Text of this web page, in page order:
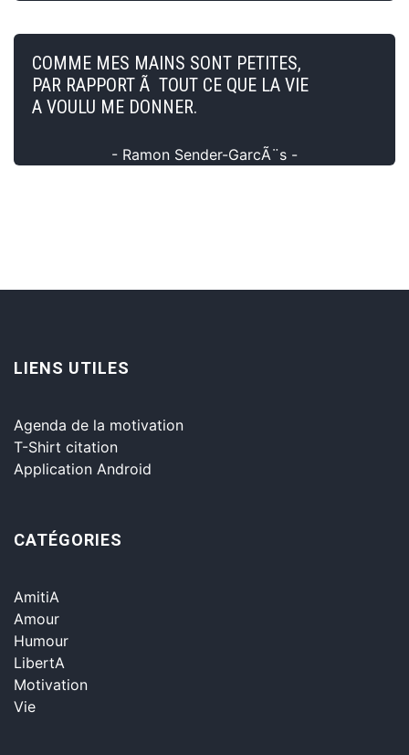
COMME MES MAINS SONT PETITES,
PAR RAPPORT Ã TOUT CE QUE LA VIE
A VOULU ME DONNER.
- Ramon Sender-GarcÃ¨s -
LIENS UTILES
Agenda de la motivation
T-Shirt citation
Application Android
CATÉGORIES
AmitiA
Amour
Humour
LibertA
Motivation
Vie